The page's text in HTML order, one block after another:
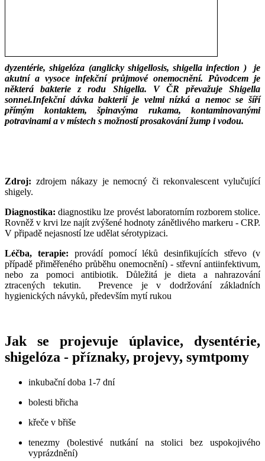
dyzentérie, shigelóza (anglicky shigellosis, shigella infection ) je
akutní a vysoce infekční průjmové onemocnění. Původcem je
některá bakterie z rodu Shigella. V ČR převažuje Shigella
sonnei.Infekční dávka bakterií je velmi nízká a nemoc se šíří
přímým kontaktem, špinavýma rukama, kontaminovanými
potravinami a v místech s možností prosakování žump i vodou.
Zdroj: zdrojem nákazy je nemocný či rekonvalescent vylučující
shigely.
Diagnostika: diagnostiku lze provést laboratorním rozborem stolice.
Rovněž v krvi lze najít zvýšené hodnoty zánětlivého markeru - CRP.
V připadě nejasností lze udělat sérotypizaci.
Léčba, terapie: provádí pomocí léků desinfikujících střevo (v
případě přiměřeného průběhu onemocnění) - střevní antiinfektivum,
nebo za pomoci antibiotik. Důležitá je dieta a nahrazování
ztracených tekutin. Prevence je v dodržování základních
hygienických návyků, především mytí rukou
Jak se projevuje úplavice, dysentérie,
shigelóza - příznaky, projevy, symtpomy
inkubační doba 1-7 dní
bolesti břicha
křeče v břiše
tenezmy (bolestivé nutkání na stolici bez uspokojivého
vyprázdnění)